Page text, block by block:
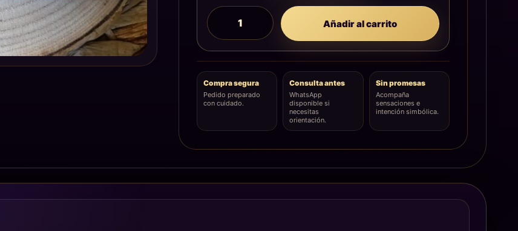
Añadir al carrito
Compra segura
Pedido preparado
con cuidado.
Consulta antes
WhatsApp
disponible si
necesitas
orientación.
Sin promesas
Acompaña
sensaciones e
intención simbólica.